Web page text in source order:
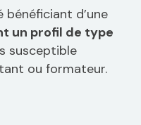
bénéficiant d’une
un profil de type
susceptible
ou formateur.